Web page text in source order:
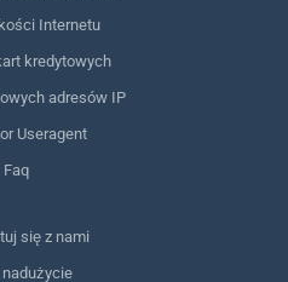
Internetu
kredytowych
adresów IP
Useragent
Faq
się z nami
nadużycie